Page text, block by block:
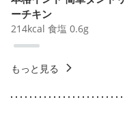
ーチキン
214kcal 食塩 0.6g
もっと見る